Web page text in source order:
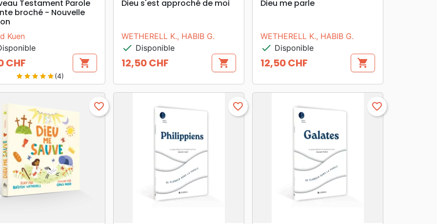
Testament Parole
broché - Nouvelle
Kuen
CHF shopping_cart
star star star star star(4)
Dieu s'est approché de moi
WETHERELL K., HABIB G.
check Disponible
Prix
12,50 CHF shopping_cart
Dieu me parle
WETHERELL K., HABIB G.
check Disponible
Prix
12,50 CHF shopping_cart
favorite_border favorite_border favorite_border